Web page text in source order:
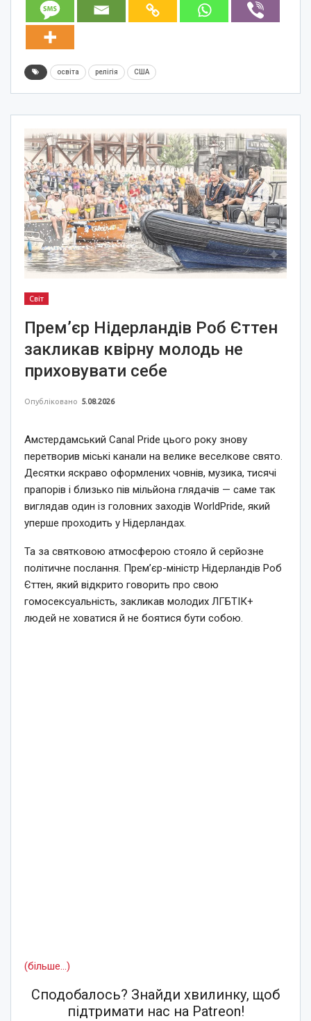
освіта релігія США
Світ
Прем’єр Нідерландів Роб Єттен
закликав квірну молодь не
приховувати себе
Опубліковано 5.08.2026
Амстердамський Canal Pride цього року знову
перетворив міські канали на велике веселкове свято.
Десятки яскраво оформлених човнів, музика, тисячі
прапорів і близько пів мільйона глядачів — саме так
виглядав один із головних заходів WorldPride, який
уперше проходить у Нідерландах.
Та за святковою атмосферою стояло й серйозне
політичне послання. Прем’єр-міністр Нідерландів Роб
Єттен, який відкрито говорить про свою
гомосексуальність, закликав молодих ЛГБТІК+
людей не ховатися й не боятися бути собою.
(більше…)
Сподобалось? Знайди хвилинку, щоб
підтримати нас на Patreon!